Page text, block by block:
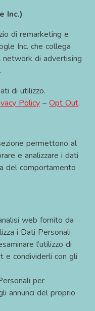
Inc.)
di remarketing e
Inc. che collega
di advertising
di utilizzo.
Policy –Opt Out.
permettono al
e analizzare i dati
del comportamento
web fornito da
i Dati Personali
l’utilizzo di
e condividerli con gli
per
annunci del proprio